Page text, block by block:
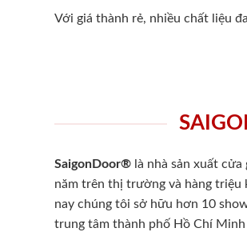
Với giá thành rẻ, nhiều chất liệu
SaigonDoor® là nhà sản xuất
năm trên thị trường và hàng triệu
nay chúng tôi sở hữu hơn 10
trung tâm thành phố Hồ Chí